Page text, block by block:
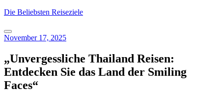
Skip
content
Die Beliebsten Reiseziele
November 17, 2025
„Unvergessliche Thailand Reisen:
Entdecken Sie das Land der Smiling
Faces“